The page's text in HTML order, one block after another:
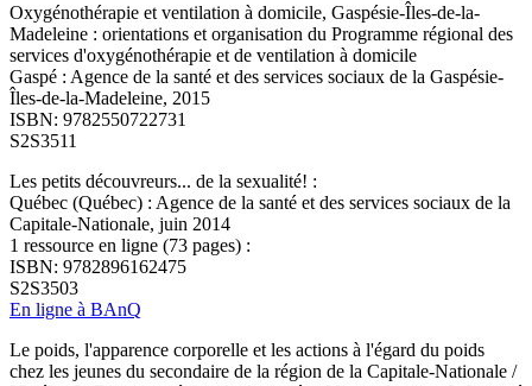
Oxygénothérapie et ventilation à domicile, Gaspésie-Îles-de-la-
Madeleine : orientations et organisation du Programme régional des
services d'oxygénothérapie et de ventilation à domicile
Gaspé : Agence de la santé et des services sociaux de la Gaspésie-
Îles-de-la-Madeleine, 2015
ISBN: 9782550722731
S2S3511
Les petits découvreurs... de la sexualité! :
Québec (Québec) : Agence de la santé et des services sociaux de la
Capitale-Nationale, juin 2014
1 ressource en ligne (73 pages) :
ISBN: 9782896162475
S2S3503
En ligne à BAnQ
Le poids, l'apparence corporelle et les actions à l'égard du poids
chez les jeunes du secondaire de la région de la Capitale-Nationale /